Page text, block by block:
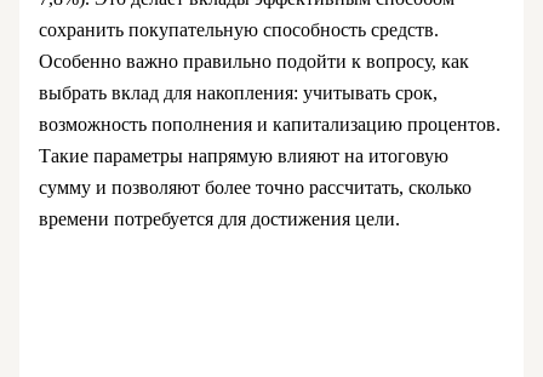
сохранить покупательную способность средств.
Особенно важно правильно подойти к вопросу, как
выбрать вклад для накопления: учитывать срок,
возможность пополнения и капитализацию процентов.
Такие параметры напрямую влияют на итоговую
сумму и позволяют более точно рассчитать, сколько
времени потребуется для достижения цели.